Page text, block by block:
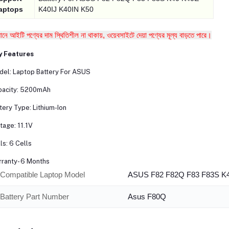
K40IJ K40IN K50
আইটি পণ্যের দাম স্থিতিশীল না থাকায়, ওয়েবসাইটে দেয়া পণ্যের মূল্য বাড়তে পারে।
Features
Laptop Battery For ASUS
5200mAh
Type: Lithium-Ion
11.1V
6 Cells
6 Months
Compatible Laptop Model ASUS F82 F82Q F83 F83S
Battery Part Number Asus F80Q